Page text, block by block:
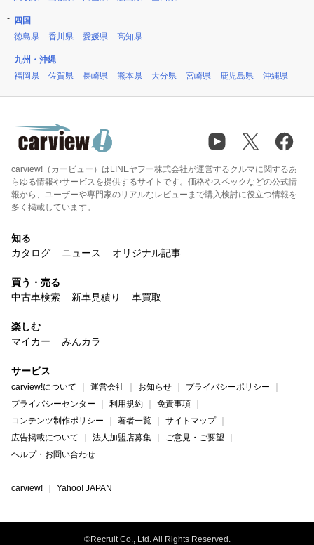
四国
徳島県
香川県 愛媛県 高知県
九州・沖縄
福岡県
佐賀県 長崎県 熊本県 大分県 宮崎県 鹿児島県 沖縄県
carview!（カービュー）はLINEヤフー株式会社が運営するクルマに関するあ
らゆる情報やサービスを提供するサイトです。価格やスペックなどの公式情
報から、ユーザーや専門家のリアルなレビューまで購入検討に役立つ情報を
多く掲載しています。
知る
カタログ
ニュース オリジナル記事
買う・売る
中古車検索
新車見積り 車買取
楽しむ
マイカー
みんカラ
サービス
carview!について 運営会社 お知らせ
プライバシーポリシー
プライバシーセンター
利用規約
免責事項
コンテンツ制作ポリシー
著者一覧
サイトマップ
広告掲載について
法人加盟店募集
ご意見・ご要望
ヘルプ・お問い合わせ
carview! Yahoo! JAPAN
©Recruit Co., Ltd. All Rights Reserved.